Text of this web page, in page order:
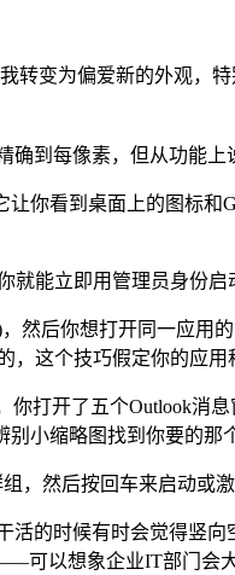
转变为偏爱新的外观，
确到每像素，但从功能上
你看到桌面上的图标和
就能立即用管理员身份
然后你想打开同一应用
，这个技巧假定你的应用
打开了五个Outlook消
小缩略图找到你要的那
，然后按回车来启动或激
的时候有时会觉得竖向
可以想象企业IT部门